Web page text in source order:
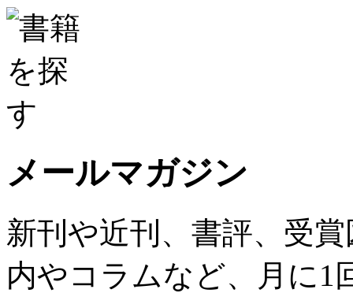
メールマガジン
新刊や近刊、書評、受
内やコラムなど、月に1